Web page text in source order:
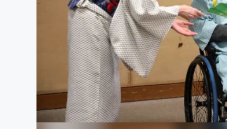
まちづくり・地域活性化